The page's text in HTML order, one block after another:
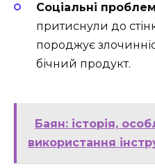
Соціальні
притиснули до
породжує
бічний продукт.
Баян: історія,
використання